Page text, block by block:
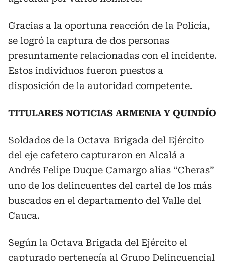
Gracias a la oportuna reacción de la Policía,
se logró la captura de dos personas
presuntamente relacionadas con el incidente.
Estos individuos fueron puestos a
disposición de la autoridad competente.
TITULARES NOTICIAS ARMENIA Y QUINDÍO
Soldados de la Octava Brigada del Ejército
del eje cafetero capturaron en Alcalá a
Andrés Felipe Duque Camargo alias “Cheras”
uno de los delincuentes del cartel de los más
buscados en el departamento del Valle del
Cauca.
Según la Octava Brigada del Ejército el
capturado pertenecía al Grupo Delincuencial